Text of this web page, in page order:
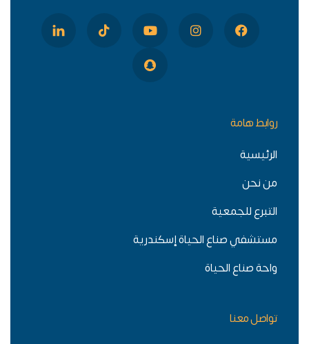
روابط هامة
الرئيسية
من نحن
التبرع للجمعية
مستشفي صناع الحياة إسكندرية
واحة صناع الحياة
تواصل معنا